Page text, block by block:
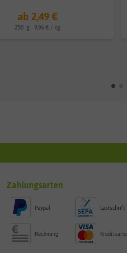
ab 2,49 €
250 g | 9,96 € / kg
Zahlungsarten
Paypal Lastschrift
Rechnung Kreditkarte